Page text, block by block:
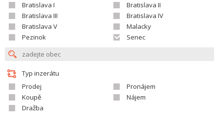
Bratislava I
Bratislava II
Bratislava III
Bratislava IV
Bratislava V
Malacky
Pezinok
Senec
Typ inzerátu
Prodej
Pronájem
Koupě
Nájem
Dražba